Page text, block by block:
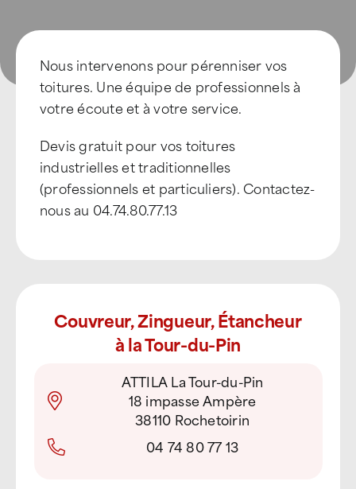
Nous intervenons pour pérenniser vos
toitures. Une équipe de professionnels à
votre écoute et à votre service.
Devis gratuit pour vos toitures
industrielles et traditionnelles
(professionnels et particuliers). Contactez-
nous au 04.74.80.77.13
Couvreur, Zingueur, Étancheur
à la Tour-du-Pin
ATTILA La Tour-du-Pin
18 impasse Ampère
38110 Rochetoirin
04 74 80 77 13